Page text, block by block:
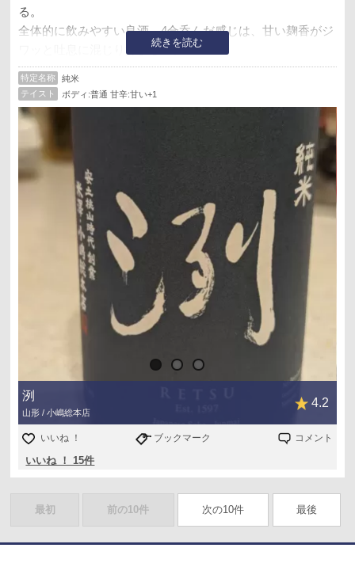
続きを読む
る。
全体的に飲みやすい良酒。4合呑んだ感じは、甘い麹香がジ
ワッと吐息に混じり好ましい。
アテはソースレバカツが旨かった。
特定名称
純米
テイスト
ボディ:普通 甘辛:甘い+1
洌
山形 / 小嶋総本店
4.2
いいね ！ ブックマーク コメント
いいね ！ 15件
最初 前の10件 次の10件 最後